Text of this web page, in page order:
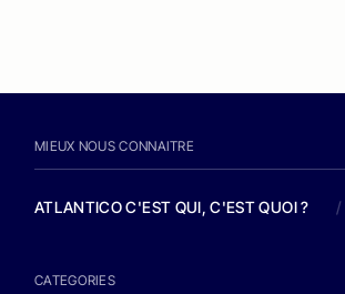
MIEUX NOUS CONNAITRE
ATLANTICO C'EST QUI, C'EST QUOI ? /
CATEGORIES